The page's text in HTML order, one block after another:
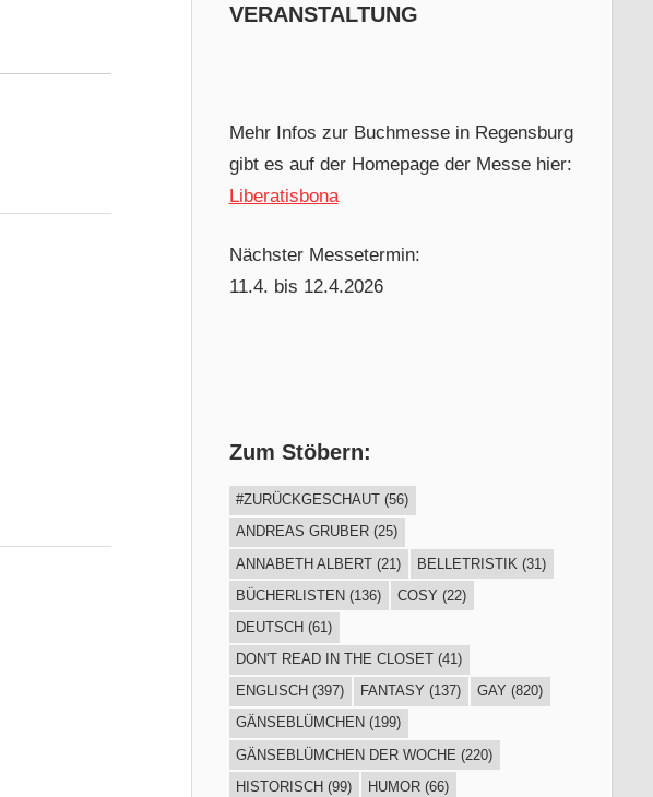
VERANSTALTUNG
Mehr Infos zur Buchmesse in Regensburg
gibt es auf der Homepage der Messe hier:
Liberatisbona
Nächster Messetermin:
11.4. bis 12.4.2026
Zum Stöbern:
#ZURÜCKGESCHAUT (56)
ANDREAS GRUBER (25)
ANNABETH ALBERT (21) BELLETRISTIK (31)
BÜCHERLISTEN (136) COSY (22)
DEUTSCH (61)
DON'T READ IN THE CLOSET (41)
ENGLISCH (397) FANTASY (137) GAY (820)
GÄNSEBLÜMCHEN (199)
GÄNSEBLÜMCHEN DER WOCHE (220)
HISTORISCH (99) HUMOR (66)